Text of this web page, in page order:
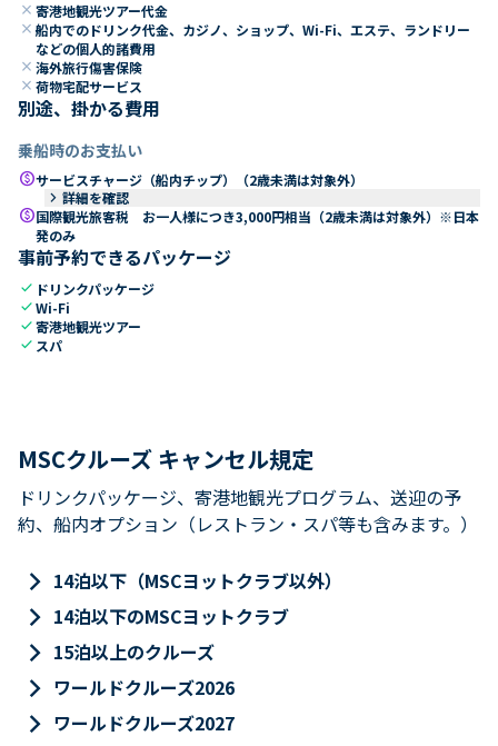
close 寄港地観光ツアー代金
close 船内でのドリンク代金、カジノ、ショップ、Wi-Fi、エステ、ランドリー
などの個人的諸費用
close 海外旅行傷害保険
close 荷物宅配サービス
別途、掛かる費用
乗船時のお支払い
paidサービスチャージ（船内チップ）（2歳未満は対象外）
keyboard_arrow_right 詳細を確認
paid国際観光旅客税 お一人様につき3,000円相当（2歳未満は対象外）※日本
発のみ
事前予約できるパッケージ
check ドリンクパッケージ
checkWi-Fi
check寄港地観光ツアー
check スパ
MSCクルーズ キャンセル規定
ドリンクパッケージ、寄港地観光プログラム、送迎の予
約、船内オプション（レストラン・スパ等も含みます。）
keyboard_arrow_right 14泊以下（MSCヨットクラブ以外）
keyboard_arrow_right 14泊以下のMSCヨットクラブ
keyboard_arrow_right 15泊以上のクルーズ
keyboard_arrow_right ワールドクルーズ2026
keyboard_arrow_right ワールドクルーズ2027